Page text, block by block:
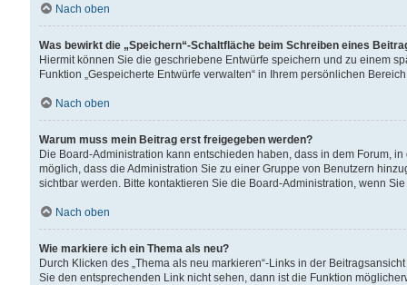
Nach oben
Was bewirkt die „Speichern“-Schaltfläche beim Schreiben eines
Hiermit können Sie die geschriebene Entwürfe speichern und zu einem
Funktion „Gespeicherte Entwürfe verwalten“ in Ihrem persönlichen
Nach oben
Warum muss mein Beitrag erst freigegeben werden?
Die Board-Administration kann entschieden haben, dass in dem Forum,
möglich, dass die Administration Sie zu einer Gruppe von Benutzern
sichtbar werden. Bitte kontaktieren Sie die Board-Administration, wenn
Nach oben
Wie markiere ich ein Thema als neu?
Durch Klicken des „Thema als neu markieren“-Links in der
Sie den entsprechenden Link nicht sehen, dann ist die Funktion